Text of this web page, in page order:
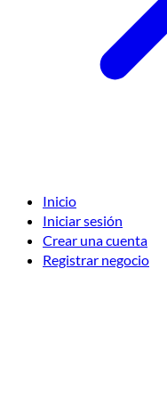
Inicio
Iniciar sesión
Crear una cuenta
Registrar negocio